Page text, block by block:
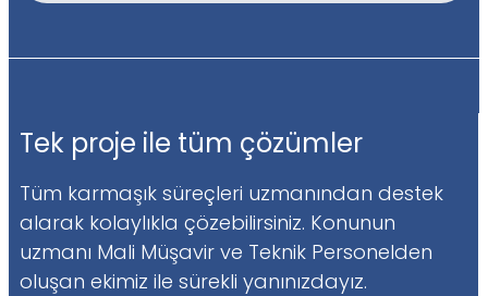
Tek proje ile tüm çözümler
Tüm karmaşık süreçleri uzmanından destek
alarak kolaylıkla çözebilirsiniz. Konunun
uzmanı Mali Müşavir ve Teknik Personelden
oluşan ekimiz ile sürekli yanınızdayız.